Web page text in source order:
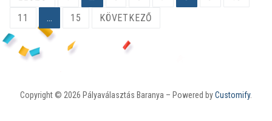
11
… 15 KÖVETKEZŐ
Copyright © 2026 Pályaválasztás Baranya – Powered byCustomify.